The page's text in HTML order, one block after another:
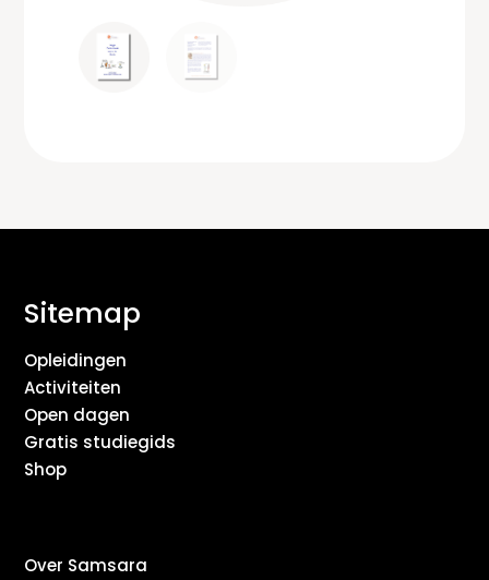
Sitemap
Opleidingen
Activiteiten
Open dagen
Gratis studiegids
Shop
Over Samsara